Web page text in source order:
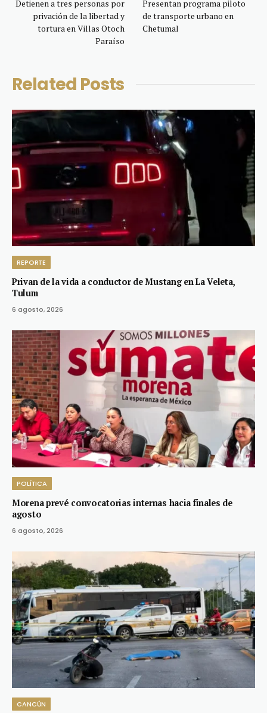
Detienen a tres personas por
privación de la libertad y
tortura en Villas Otoch
Paraíso
Presentan programa piloto
de transporte urbano en
Chetumal
Related Posts
REPORTE
Privan de la vida a conductor de Mustang en La Veleta,
Tulum
6 agosto, 2026
POLÍTICA
Morena prevé convocatorias internas hacia finales de
agosto
6 agosto, 2026
CANCÚN